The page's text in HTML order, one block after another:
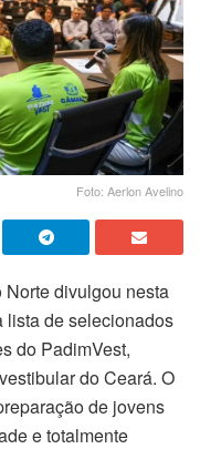
Foto: Aerlon Avelino
divulgou nesta
lista de selecionados
do PadimVest,
do Ceará. O
de jovens
e totalmente